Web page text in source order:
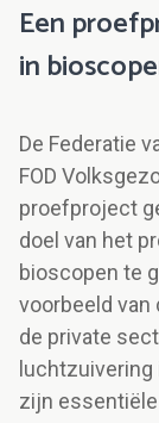
Een
in
De Federatie
FOD
proefproject
doel van het
bioscopen te
voorbeeld van
de private
zijn